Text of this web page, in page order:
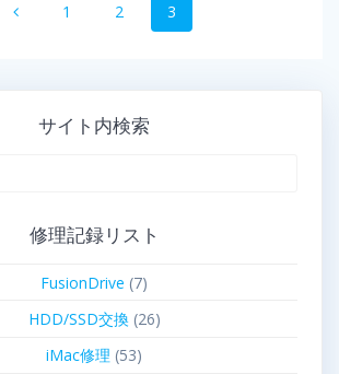
1 2 3
サイト内検索
修理記録リスト
FusionDrive (7)
HDD/SSD交換(26)
iMac修理 (53)